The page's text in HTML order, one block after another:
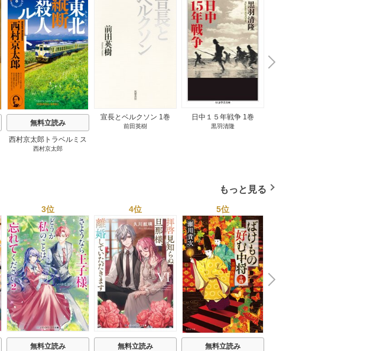
無料立読み
西村京太郎トラベルミス
テリー・セレクション 2
西村京太郎
宣長とベルクソン 1巻
前田英樹
日中１５年戦争 1巻
黒羽清隆
N
e
x
t
もっと見る
3位
無料立読み
4位
無料立読み
5位
無料立読み
N
e
x
t